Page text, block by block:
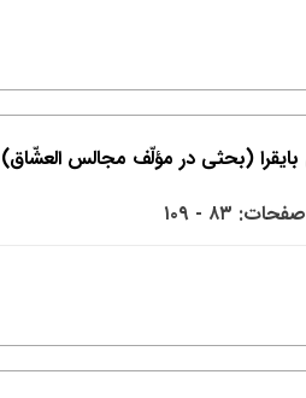
صفحات: ۸۳ - ۱۰۹